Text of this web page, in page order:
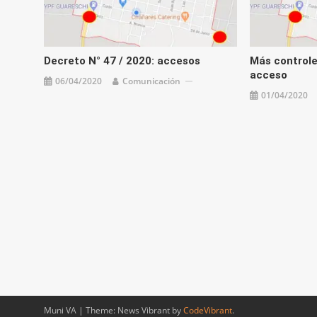
Decreto N° 47 / 2020: accesos
06/04/2020 Comunicación
Más
acceso
01/04/2020
Muni VA | Theme: News Vibrant byCodeVibrant.